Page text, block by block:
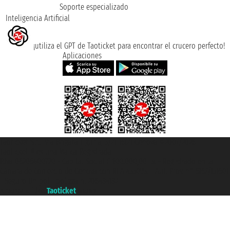
Soporte especializado
Inteligencia Artificial
¡utiliza el GPT de Taoticket para encontrar el crucero perfecto!
Aplicaciones
Taoticket